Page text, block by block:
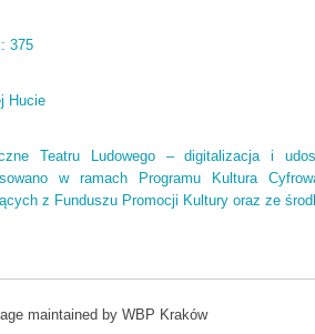
375
Hucie
Teatru Ludowego – digitalizacja i
w ramach Programu Kultura
z Funduszu Promocji Kultury oraz ze
maintained by WBP Kraków